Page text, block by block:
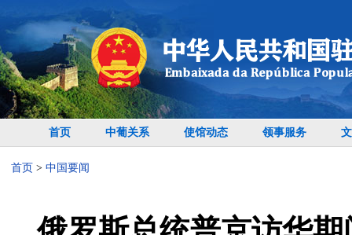
首页 中葡关系 使馆动态 领事服务
首页 > 中国要闻